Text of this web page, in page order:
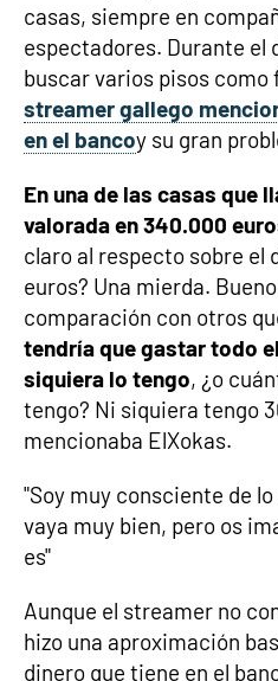
casas, siempre en
espectadores. Durante el
buscar varios pisos
streamer gallego
en el bancoy su gran
En una de las casas que
valorada en 340.000
claro al respecto sobre el
euros? Una mierda.
comparación con otros
tendría que gastar todo
siquiera lo tengo, ¿o
tengo? Ni siquiera tengo
mencionaba ElXokas.
"Soy muy consciente de
vaya muy bien, pero os
es"
Aunque el streamer no
hizo una aproximación
dinero que tiene en el